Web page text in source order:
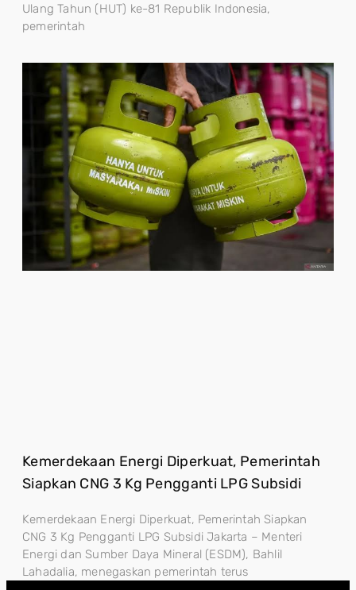
Ulang Tahun (HUT) ke-81 Republik Indonesia,
pemerintah
Kemerdekaan Energi Diperkuat, Pemerintah
Siapkan CNG 3 Kg Pengganti LPG Subsidi
Kemerdekaan Energi Diperkuat, Pemerintah Siapkan
CNG 3 Kg Pengganti LPG Subsidi Jakarta – Menteri
Energi dan Sumber Daya Mineral (ESDM), Bahlil
Lahadalia, menegaskan pemerintah terus